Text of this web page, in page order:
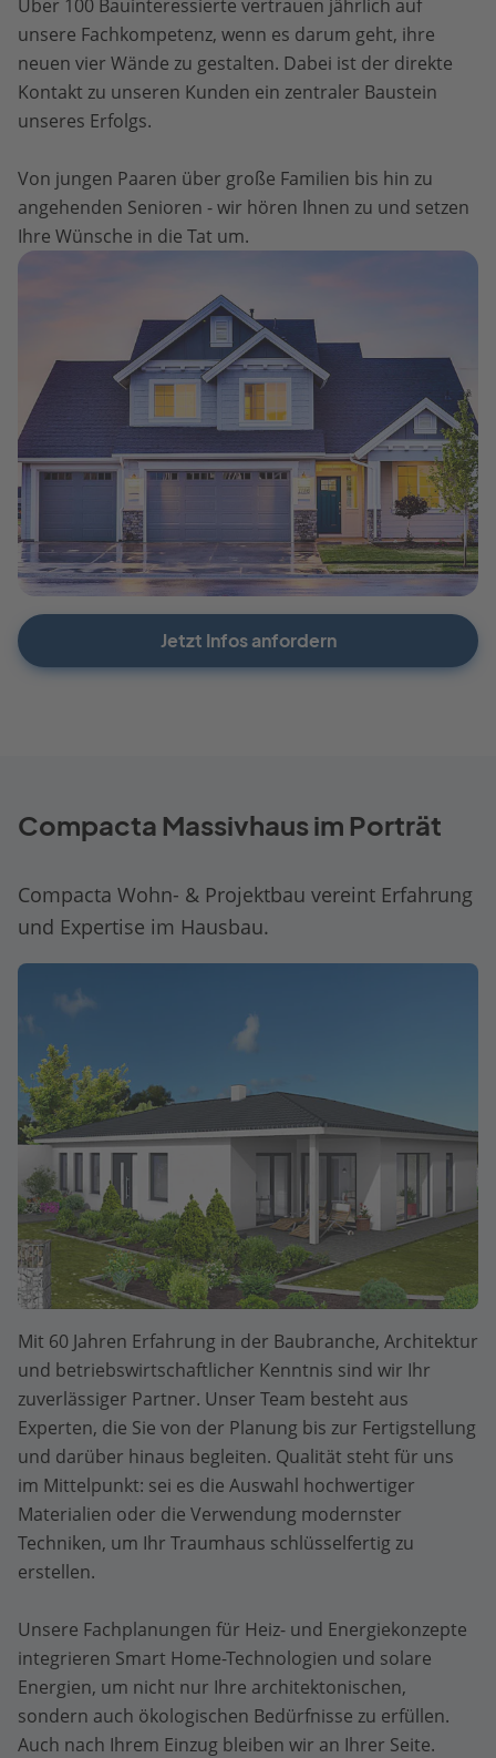
Über 100 Bauinteressierte vertrauen jährlich auf
unsere Fachkompetenz, wenn es darum geht, ihre
neuen vier Wände zu gestalten. Dabei ist der direkte
Kontakt zu unseren Kunden ein zentraler Baustein
unseres Erfolgs.
Von jungen Paaren über große Familien bis hin zu
angehenden Senioren - wir hören Ihnen zu und setzen
Ihre Wünsche in die Tat um.
Jetzt Infos anfordern
Compacta Massivhaus im Porträt
Compacta Wohn- & Projektbau vereint Erfahrung
und Expertise im Hausbau.
Mit 60 Jahren Erfahrung in der Baubranche, Architektur
und betriebswirtschaftlicher Kenntnis sind wir Ihr
zuverlässiger Partner. Unser Team besteht aus
Experten, die Sie von der Planung bis zur Fertigstellung
und darüber hinaus begleiten. Qualität steht für uns
im Mittelpunkt: sei es die Auswahl hochwertiger
Materialien oder die Verwendung modernster
Techniken, um Ihr Traumhaus schlüsselfertig zu
erstellen.
Unsere Fachplanungen für Heiz- und Energiekonzepte
integrieren Smart Home-Technologien und solare
Energien, um nicht nur Ihre architektonischen,
sondern auch ökologischen Bedürfnisse zu erfüllen.
Auch nach Ihrem Einzug bleiben wir an Ihrer Seite.